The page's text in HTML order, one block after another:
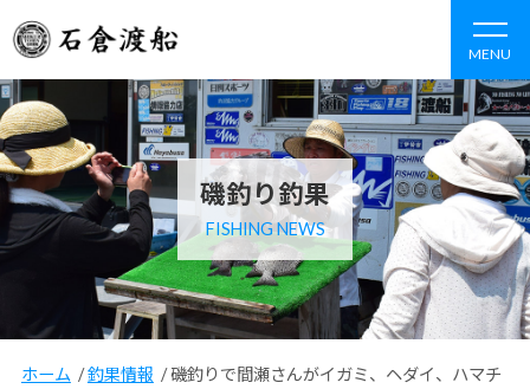
MENU
磯釣り釣果
FISHING NEWS
ホーム /釣果情報 /磯釣りで間瀬さんがイガミ、ヘダイ、ハマチ